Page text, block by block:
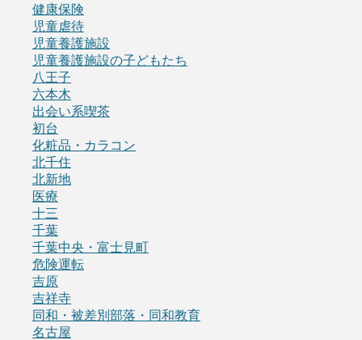
健康保険
児童虐待
児童養護施設
児童養護施設の子どもたち
八王子
六本木
出会い系喫茶
初台
化粧品・カラコン
北千住
北新地
医療
十三
千葉
千葉中央・富士見町
危険運転
吉原
吉祥寺
同和・被差別部落・同和教育
名古屋